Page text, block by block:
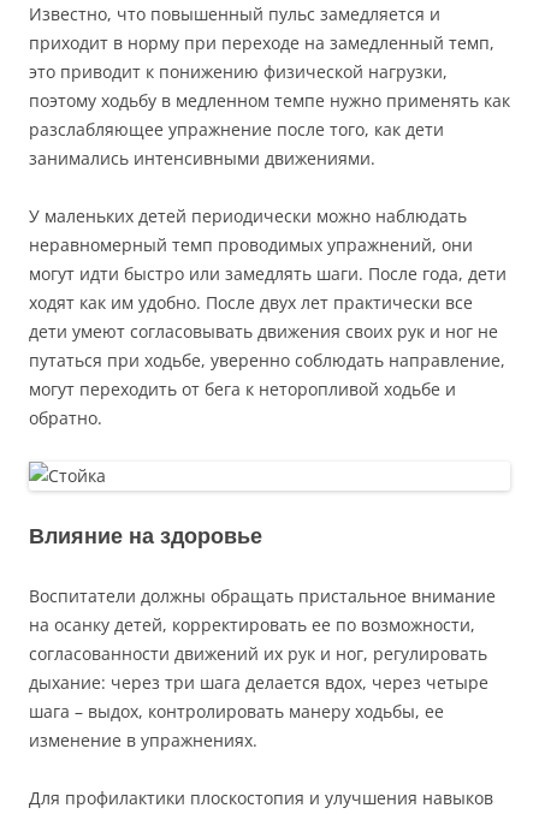
Известно, что повышенный пульс замедляется и
приходит в норму при переходе на замедленный темп,
это приводит к понижению физической нагрузки,
поэтому ходьбу в медленном темпе нужно применять как
разслабляющее упражнение после того, как дети
занимались интенсивными движениями.
У маленьких детей периодически можно наблюдать
неравномерный темп проводимых упражнений, они
могут идти быстро или замедлять шаги. После года, дети
ходят как им удобно. После двух лет практически все
дети умеют согласовывать движения своих рук и ног не
путаться при ходьбе, уверенно соблюдать направление,
могут переходить от бега к неторопливой ходьбе и
обратно.
Влияние на здоровье
Воспитатели должны обращать пристальное внимание
на осанку детей, корректировать ее по возможности,
согласованности движений их рук и ног, регулировать
дыхание: через три шага делается вдох, через четыре
шага – выдох, контролировать манеру ходьбы, ее
изменение в упражнениях.
Для профилактики плоскостопия и улучшения навыков